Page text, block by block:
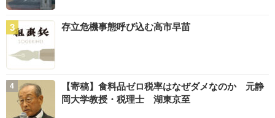
存立危機事態呼び込む高市早苗
【寄稿】食料品ゼロ税率はなぜダメなのか 元静
岡大学教授・税理士 湖東京至